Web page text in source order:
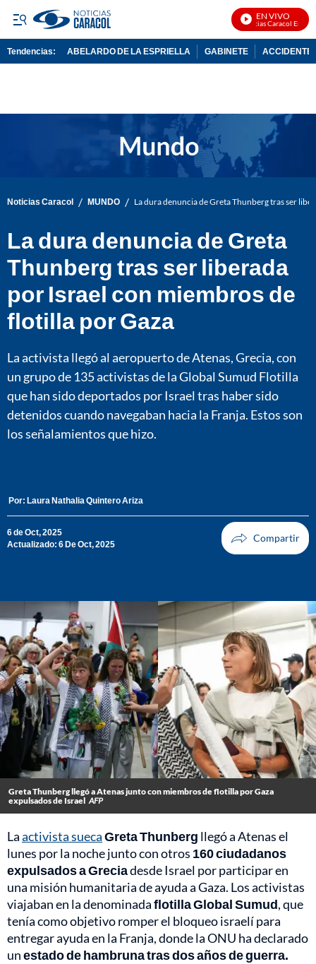
EN VIVO
Noticias Caracol En Vivo
Tendencias: ABELARDO DE LA ESPRIELLA GABINETE ACCIDENTE
Noticias Caracol / MUNDO / La dura denuncia de Greta Thunberg tras ser
La dura denuncia de Greta
Thunberg tras ser liberada
por Israel con miembros de
flotilla por Gaza
La activista llegó al aeropuerto de Atenas, Grecia, con
un grupo de 135 activistas de la Global Sumud Flotilla
que han sido deportados por Israel tras haber sido
detenidos cuando navegaban hacia la Franja. Estos son
los señalamientos que hizo.
Por: Laura Nathalia Quintero Ariza
6 de Oct, 2025
Actualizado: 6 De Oct, 2025
Greta Thunberg llegó a Atenas junto con miembros de flotilla por Gaza
expulsados de Israel AFP
Laactivista suecaGretaThunberg llegó a Atenas el
lunes por la noche junto con otros 160 ciudadanos
expulsados a Greciadesde Israel por participar en
una misión humanitaria de ayuda a Gaza. Los activistas
viajaban en la denominadaflotilla Global Sumud, que
tenía como objetivo romper el bloqueo israelí para
entregar ayuda en la Franja, donde la ONU ha declarado
unestado de hambruna tras dos años de guerra.